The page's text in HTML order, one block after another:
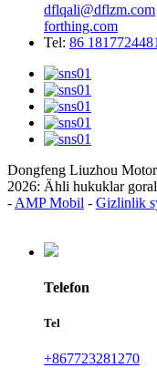
dflqali@dflzm.com
forthing.com
Tel: 86
Dongfeng Liuzhou
2026: Ähli hukuklar
- AMP Mobil - Gizlinlik
Telefon
Tel
+867723281270